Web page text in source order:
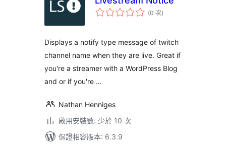
(0 次評
分)
Displays a notify type message of twitch
channel name when they are live. Great if
you're a streamer with a WordPress Blog
and or if you're …
Nathan Henniges
啟用安裝數: 少於 10 次
保證相容版本: 6.3.9